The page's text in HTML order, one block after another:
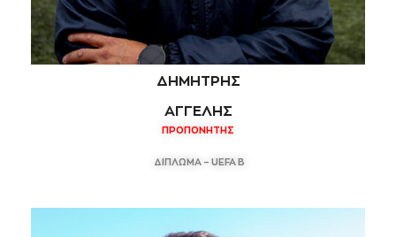
ΔΗΜΗΤΡΗΣ
ΑΓΓΕΛΗΣ
ΠΡΟΠΟΝΗΤΗΣ
ΔΙΠΛΩΜΑ – UEFA Β